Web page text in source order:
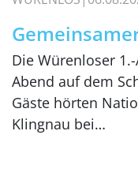
Die Würenloser
Abend auf dem
Gäste hörten
Klingnau bei…